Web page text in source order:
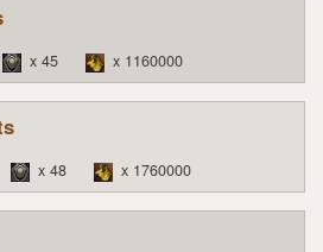
x 45 x 1160000
x 48 x 1760000